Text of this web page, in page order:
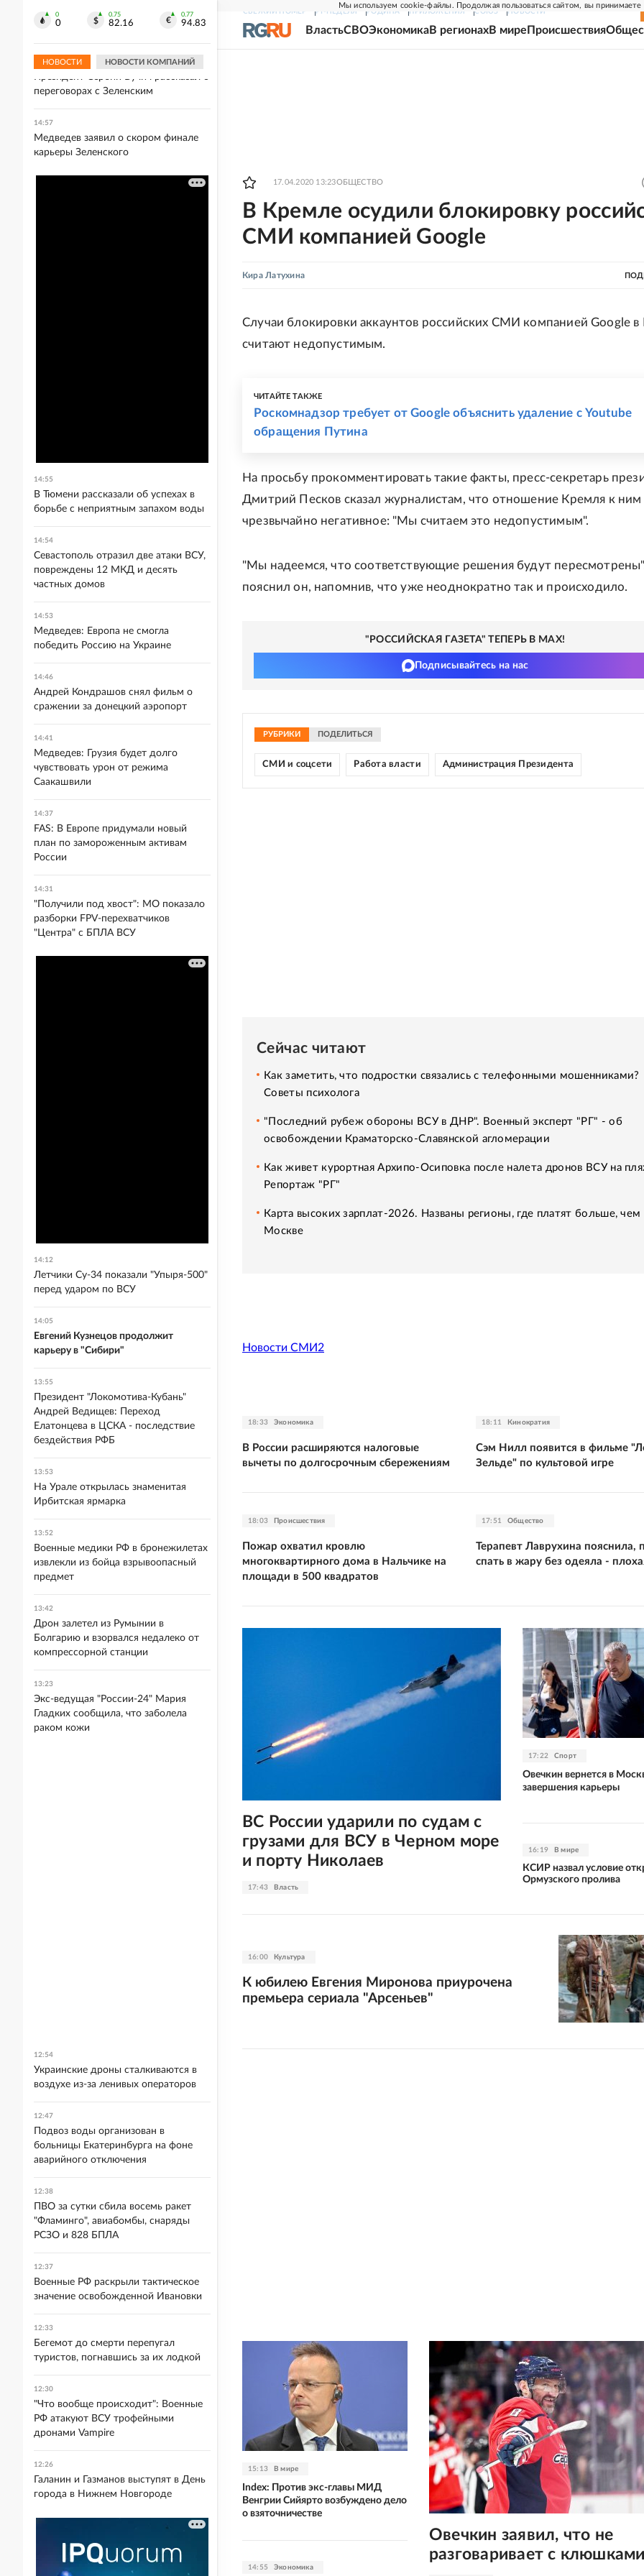
Мы используем cookie-файлы. Продолжая пользоваться сайтом, вы принимаете
СВЕЖИЙ НОМЕР РГ-НЕДЕЛЯ РОДИНА ПРИЛОЖЕНИЯ СОЮЗ НОВОСТИ
ВластьСВОЭкономикаВ регионахВ мире Происшествия
17.04.2020 13:23ОБЩЕСТВО
В Кремле осудили блокировку
СМИ компанией Google
Кира Латухина
Случаи блокировки аккаунтов российских СМИ компанией Google
считают недопустимым.
ЧИТАЙТЕ ТАКЖЕ
Роскомнадзор требует от Google объяснить удаление с Youtube
обращения Путина
На просьбу прокомментировать такие факты, пресс-секретарь
Дмитрий Песков сказал журналистам, что отношение Кремля к ним
чрезвычайно негативное: "Мы считаем это недопустимым".
"Мы надеемся, что соответствующие решения будут
пояснил он, напомнив, что уже неоднократно так и происходило.
"РОССИЙСКАЯ ГАЗЕТА" ТЕПЕРЬ В MAX!
Подписывайтесь на нас
РУБРИКИ ПОДЕЛИТЬСЯ
СМИ и соцсети Работа власти Администрация Президента
Сейчас читают
Как заметить, что подростки связались с телефонными мошенниками?
Советы психолога
"Последний рубеж обороны ВСУ в ДНР". Военный эксперт "РГ" - об
освобождении Краматорско-Славянской агломерации
Как живет курортная Архипо-Осиповка после налета дронов ВСУ на
Репортаж "РГ"
Карта высоких зарплат-2026. Названы регионы, где платят больше, чем
Москве
Новости СМИ2
18:33 Экономика
В России расширяются налоговые
вычеты по долгосрочным сбережениям
18:11 Кинократия
Сэм Нилл появится в фильме
Зельде" по культовой игре
18:03 Происшествия
Пожар охватил кровлю
многоквартирного дома в Нальчике на
площади в 500 квадратов
17:51 Общество
Терапевт Лаврухина пояснила,
спать в жару без одеяла -
17:43 Власть
ВС России ударили по судам с
грузами для ВСУ в Черном море
и порту Николаев
17:22 Спорт
Овечкин вернется в
завершения карьеры
16:19 В мире
КСИР назвал условие
Ормузского пролива
16:00 Культура
К юбилею Евгения Миронова приурочена
премьера сериала "Арсеньев"
Овечкин заявил, что не
разговаривает с
15:13 В мире
Index: Против экс-главы МИД
Венгрии Сийярто возбуждено дело
о взяточничестве
14:55 Экономика
0
0
0.75
82.16
0.77
94.83
НОВОСТИ НОВОСТИ КОМПАНИЙ
льготную ипотеку для достройки
15:07
Президент Сербии Вучич рассказал о
переговорах с Зеленским
14:57
Медведев заявил о скором финале
карьеры Зеленского
14:55
В Тюмени рассказали об успехах в
борьбе с неприятным запахом воды
14:54
Севастополь отразил две атаки ВСУ,
повреждены 12 МКД и десять
частных домов
14:53
Медведев: Европа не смогла
победить Россию на Украине
14:46
Андрей Кондрашов снял фильм о
сражении за донецкий аэропорт
14:41
Медведев: Грузия будет долго
чувствовать урон от режима
Саакашвили
14:37
FAS: В Европе придумали новый
план по замороженным активам
России
14:31
"Получили под хвост": МО показало
разборки FPV-перехватчиков
"Центра" с БПЛА ВСУ
14:12
Летчики Су-34 показали "Упыря-500"
перед ударом по ВСУ
14:05
Евгений Кузнецов продолжит
карьеру в "Сибири"
13:55
Президент "Локомотива-Кубань"
Андрей Ведищев: Переход
Елатонцева в ЦСКА - последствие
бездействия РФБ
13:53
На Урале открылась знаменитая
Ирбитская ярмарка
13:52
Военные медики РФ в бронежилетах
извлекли из бойца взрывоопасный
предмет
13:42
Дрон залетел из Румынии в
Болгарию и взорвался недалеко от
компрессорной станции
13:23
Экс-ведущая "России-24" Мария
Гладких сообщила, что заболела
раком кожи
12:54
Украинские дроны сталкиваются в
воздухе из-за ленивых операторов
12:47
Подвоз воды организован в
больницы Екатеринбурга на фоне
аварийного отключения
12:38
ПВО за сутки сбила восемь ракет
"Фламинго", авиабомбы, снаряды
РСЗО и 828 БПЛА
12:37
Военные РФ раскрыли тактическое
значение освобожденной Ивановки
12:33
Бегемот до смерти перепугал
туристов, погнавшись за их лодкой
12:30
"Что вообще происходит": Военные
РФ атакуют ВСУ трофейными
дронами Vampire
12:26
Галанин и Газманов выступят в День
города в Нижнем Новгороде